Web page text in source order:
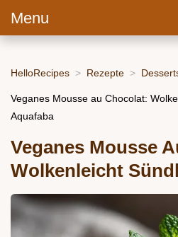
Menu
HelloRecipes Rezepte
Veganes Mousse au Chocolat:
Aquafaba
Veganes Mousse
Wolkenleicht